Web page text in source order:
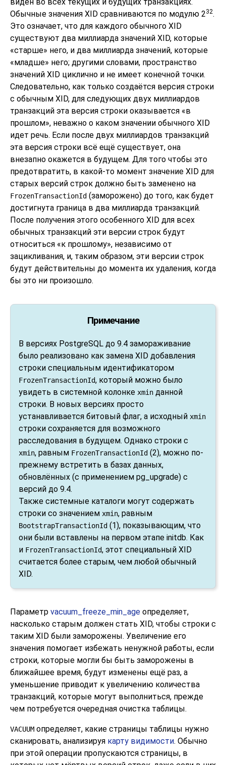
Обычные значения XID сравниваются по модулю 232.
Это означает, что для каждого обычного XID
существуют два миллиарда значений XID, которые
«старше» него, и два миллиарда значений, которые
«младше» него; другими словами, пространство
значений XID циклично и не имеет конечной точки.
Следовательно, как только создаётся версия строки
с обычным XID, для следующих двух миллиардов
транзакций эта версия строки оказывается «в
прошлом», неважно о каком значении обычного XID
идет речь. Если после двух миллиардов транзакций
эта версия строки всё ещё существует, она
внезапно окажется в будущем. Для того чтобы это
предотвратить, в какой-то момент значение XID для
старых версий строк должно быть заменено на
FrozenTransactionId (заморожено) до того, как будет
достигнута граница в два миллиарда транзакций.
После получения этого особенного XID для всех
обычных транзакций эти версии строк будут
относиться «к прошлому», независимо от
зацикливания, и, таким образом, эти версии строк
будут действительны до момента их удаления, когда
бы это ни произошло.
Примечание
В версиях PostgreSQL до 9.4 замораживание
было реализовано как замена XID добавления
строки специальным идентификатором
FrozenTransactionId, который можно было
увидеть в системной колонке xmin данной
строки. В новых версиях просто
устанавливается битовый флаг, а исходный xmin
строки сохраняется для возможного
расследования в будущем. Однако строки с
xmin, равным FrozenTransactionId (2), можно по-
прежнему встретить в базах данных,
обновлённых (с применением pg_upgrade) с
версий до 9.4.
Также системные каталоги могут содержать
строки со значением xmin, равным
BootstrapTransactionId (1), показывающим, что
они были вставлены на первом этапе initdb. Как
и FrozenTransactionId, этот специальный XID
считается более старым, чем любой обычный
XID.
Параметр vacuum_freeze_min_age определяет,
насколько старым должен стать XID, чтобы строки с
таким XID были заморожены. Увеличение его
значения помогает избежать ненужной работы, если
строки, которые могли бы быть заморожены в
ближайшее время, будут изменены ещё раз, а
уменьшение приводит к увеличению количества
транзакций, которые могут выполниться, прежде
чем потребуется очередная очистка таблицы.
VACUUM определяет, какие страницы таблицы нужно
сканировать, анализируя карту видимости. Обычно
при этой операции пропускаются страницы, в